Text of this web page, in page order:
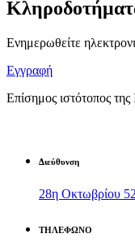
Ενημερωθείτε
Εγγραφή
Επίσημος ιστότοπος
Διεύθυνση
28η Οκτωβρίου
ΤΗΛΕΦΩΝΟ